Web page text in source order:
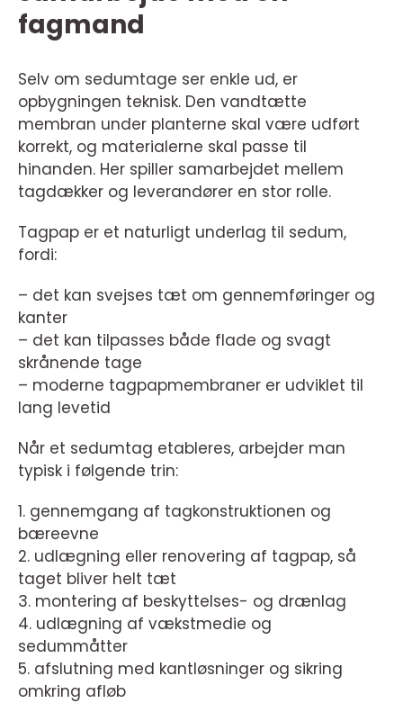
fagmand
Selv om sedumtage ser enkle ud, er
opbygningen teknisk. Den vandtætte
membran under planterne skal være udført
korrekt, og materialerne skal passe til
hinanden. Her spiller samarbejdet mellem
tagdækker og leverandører en stor rolle.
Tagpap er et naturligt underlag til sedum,
fordi:
– det kan svejses tæt om gennemføringer og
kanter
– det kan tilpasses både flade og svagt
skrånende tage
– moderne tagpapmembraner er udviklet til
lang levetid
Når et sedumtag etableres, arbejder man
typisk i følgende trin:
1. gennemgang af tagkonstruktionen og
bæreevne
2. udlægning eller renovering af tagpap, så
taget bliver helt tæt
3. montering af beskyttelses- og drænlag
4. udlægning af vækstmedie og
sedummåtter
5. afslutning med kantløsninger og sikring
omkring afløb